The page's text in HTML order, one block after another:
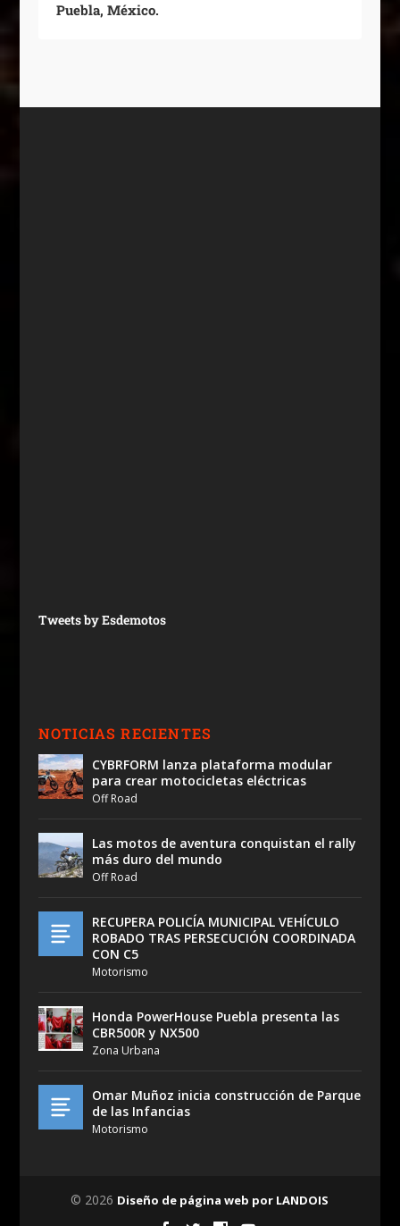
Puebla, México.
Tweets by Esdemotos
NOTICIAS RECIENTES
CYBRFORM lanza plataforma modular
para crear motocicletas eléctricas
Off Road
Las motos de aventura conquistan el rally
más duro del mundo
Off Road
RECUPERA POLICÍA MUNICIPAL VEHÍCULO
ROBADO TRAS PERSECUCIÓN COORDINADA
CON C5
Motorismo
Honda PowerHouse Puebla presenta las
CBR500R y NX500
Zona Urbana
Omar Muñoz inicia construcción de Parque
de las Infancias
Motorismo
© 2026 Diseño de página web por LANDOIS